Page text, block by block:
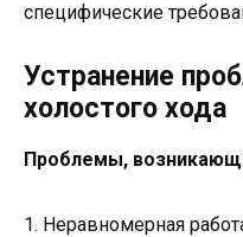
специфические
Устранение
холостого хода
Проблемы,
1. Неравномерная